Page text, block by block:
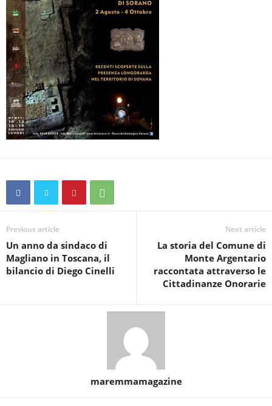
Previous article
Un anno da sindaco di
Magliano in Toscana, il
bilancio di Diego Cinelli
Next article
La storia del Comune di
Monte Argentario
raccontata attraverso le
Cittadinanze Onorarie
maremmamagazine